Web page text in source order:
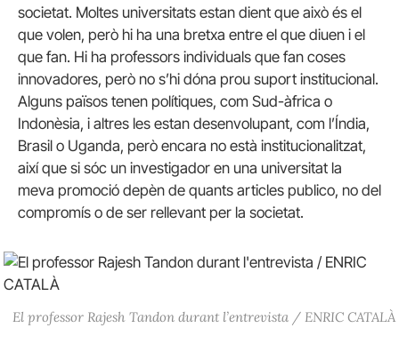
societat. Moltes universitats estan dient que això és el
que volen, però hi ha una bretxa entre el que diuen i el
que fan. Hi ha professors individuals que fan coses
innovadores, però no s’hi dóna prou suport institucional.
Alguns països tenen polítiques, com Sud-àfrica o
Indonèsia, i altres les estan desenvolupant, com l’Índia,
Brasil o Uganda, però encara no està institucionalitzat,
així que si sóc un investigador en una universitat la
meva promoció depèn de quants articles publico, no del
compromís o de ser rellevant per la societat.
El professor Rajesh Tandon durant l’entrevista / ENRIC CATALÀ